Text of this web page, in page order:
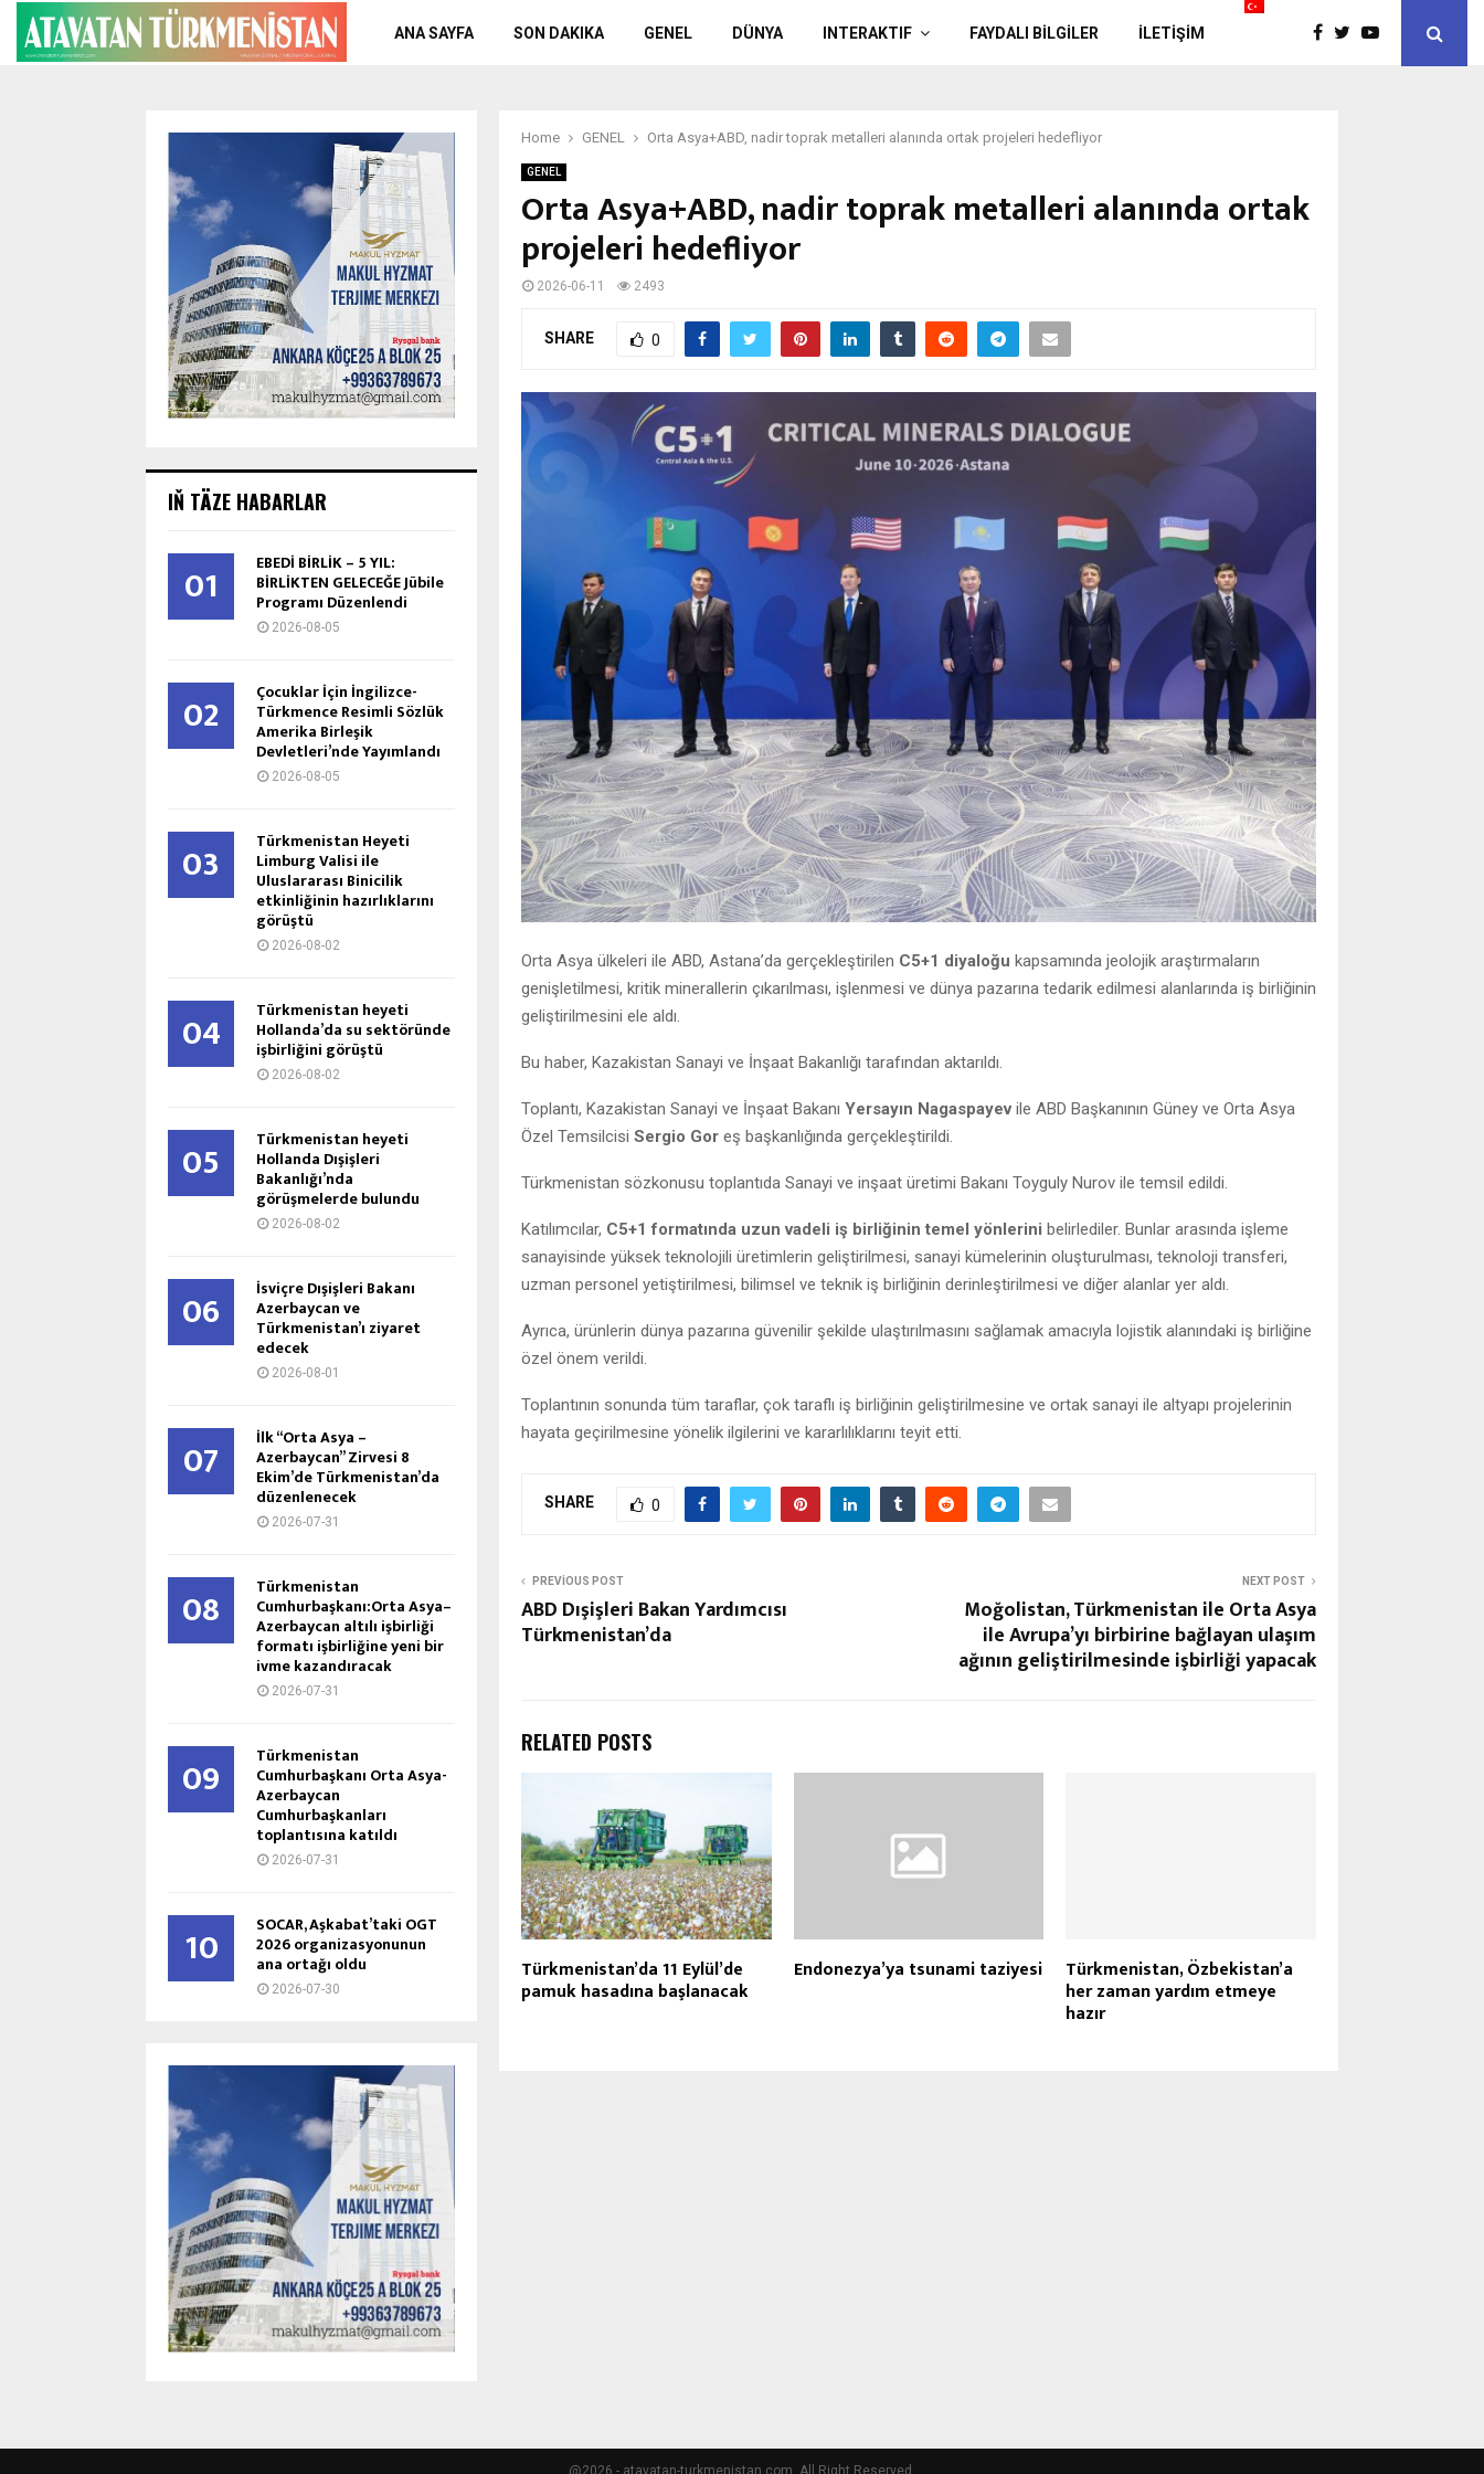
ANA SAYFA SON DAKIKA GENEL DÜNYA INTERAKTIF FAYDALI BİLGİLER İLETIŞIM
Home GENEL Orta Asya+ABD, nadir toprak metalleri alanında ortak projeleri hedefliyor
GENEL
Orta Asya+ABD, nadir toprak metalleri alanında ortak
projeleri hedefliyor
2026-06-11 2493
SHARE 0
Orta Asya ülkeleri ile ABD, Astana’da gerçekleştirilen C5+1 diyaloğu kapsamında jeolojik araştırmaların
genişletilmesi, kritik minerallerin çıkarılması, işlenmesi ve dünya pazarına tedarik edilmesi alanlarında iş birliğinin
geliştirilmesini ele aldı.
Bu haber, Kazakistan Sanayi ve İnşaat Bakanlığı tarafından aktarıldı.
Toplantı, Kazakistan Sanayi ve İnşaat Bakanı Yersayın Nagaspayevile ABD Başkanının Güney ve Orta Asya
Özel Temsilcisi Sergio Gor eş başkanlığında gerçekleştirildi.
Türkmenistan sözkonusu toplantıda Sanayi ve inşaat üretimi Bakanı Toyguly Nurov ile temsil edildi.
Katılımcılar, C5+1 formatında uzun vadeli iş birliğinin temel yönlerini belirlediler. Bunlar arasında işleme
sanayisinde yüksek teknolojili üretimlerin geliştirilmesi, sanayi kümelerinin oluşturulması, teknoloji transferi,
uzman personel yetiştirilmesi, bilimsel ve teknik iş birliğinin derinleştirilmesi ve diğer alanlar yer aldı.
Ayrıca, ürünlerin dünya pazarına güvenilir şekilde ulaştırılmasını sağlamak amacıyla lojistik alanındaki iş birliğine
özel önem verildi.
Toplantının sonunda tüm taraflar, çok taraflı iş birliğinin geliştirilmesine ve ortak sanayi ile altyapı projelerinin
hayata geçirilmesine yönelik ilgilerini ve kararlılıklarını teyit etti.
SHARE 0
PREVIOUS POST
ABD Dışişleri Bakan Yardımcısı
Türkmenistan’da
NEXT POST
Moğolistan, Türkmenistan ile Orta Asya
ile Avrupa’yı birbirine bağlayan ulaşım
ağının geliştirilmesinde işbirliği yapacak
RELATED POSTS
Türkmenistan’da 11 Eylül’de
pamuk hasadına başlanacak
Endonezya’ya tsunami taziyesi Türkmenistan, Özbekistan’a
her zaman yardım etmeye
hazır
IŇ TÄZE HABARLAR
01 EBEDİ BİRLİK – 5 YIL:
BİRLİKTEN GELECEĞE Jübile
Programı Düzenlendi
2026-08-05
02 Çocuklar İçin İngilizce-
Türkmence Resimli Sözlük
Amerika Birleşik
Devletleri’nde Yayımlandı
2026-08-05
03 Türkmenistan Heyeti
Limburg Valisi ile
Uluslararası Binicilik
etkinliğinin hazırlıklarını
görüştü
2026-08-02
04 Türkmenistan heyeti
Hollanda’da su sektöründe
işbirliğini görüştü
2026-08-02
05 Türkmenistan heyeti
Hollanda Dışişleri
Bakanlığı’nda
görüşmelerde bulundu
2026-08-02
06 İsviçre Dışişleri Bakanı
Azerbaycan ve
Türkmenistan’ı ziyaret
edecek
2026-08-01
07 İlk “Orta Asya –
Azerbaycan” Zirvesi 8
Ekim’de Türkmenistan’da
düzenlenecek
2026-07-31
08 Türkmenistan
Cumhurbaşkanı:Orta Asya–
Azerbaycan altılı işbirliği
formatı işbirliğine yeni bir
ivme kazandıracak
2026-07-31
09 Türkmenistan
Cumhurbaşkanı Orta Asya-
Azerbaycan
Cumhurbaşkanları
toplantısına katıldı
2026-07-31
10 SOCAR, Aşkabat’taki OGT
2026 organizasyonunun
ana ortağı oldu
2026-07-30